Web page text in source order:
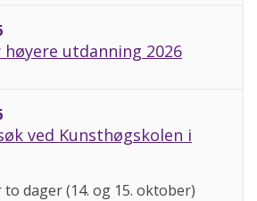
utdanning 2026
ved Kunsthøgskolen i
dager (14. og 15. oktober)